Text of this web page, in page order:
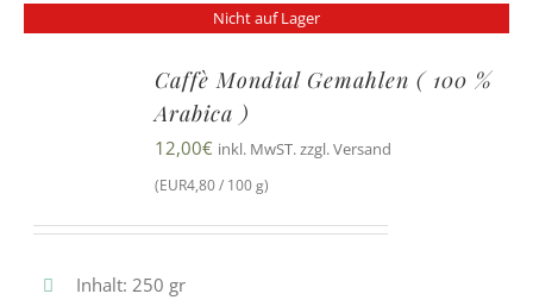
Nicht auf Lager
Caffè Mondial Gemahlen ( 100 %
Arabica )
12,00€ inkl. MwST. zzgl. Versand
(EUR4,80 / 100 g)
Inhalt: 250 gr